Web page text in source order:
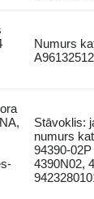
Numurs
Stāvoklis:
numurs
94390-02P
4390N02,